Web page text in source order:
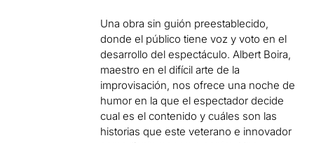
Una obra sin guión preestablecido,
donde el público tiene voz y voto en el
desarrollo del espectáculo. Albert Boira,
maestro en el difícil arte de la
improvisación, nos ofrece una noche de
humor en la que el espectador decide
cual es el contenido y cuáles son las
historias que este veterano e innovador